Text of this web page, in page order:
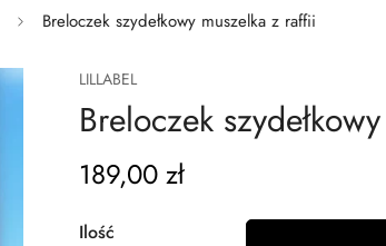
Breloczek szydełkowy muszelka z raffii
LILLABEL
Breloczek
Normalna
189,00 zł
Ilość